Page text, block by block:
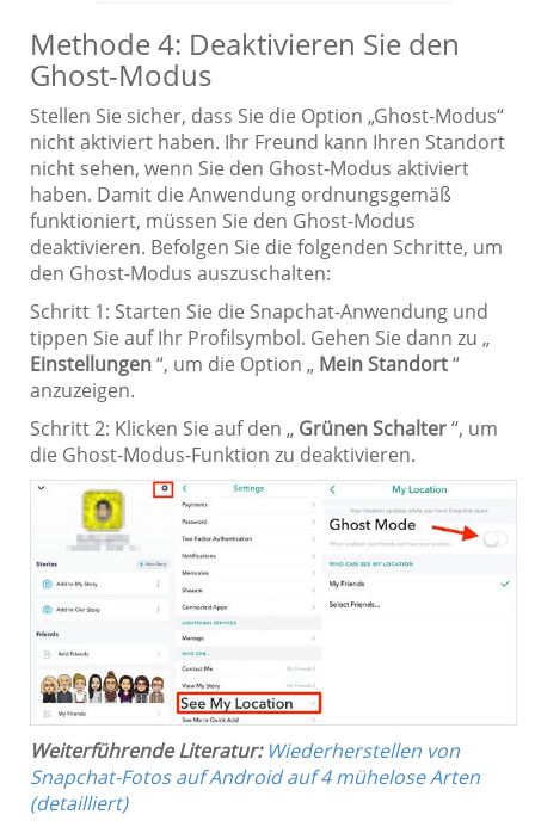
Methode 4: Deaktivieren Sie den
Ghost-Modus
Stellen Sie sicher, dass Sie die Option „Ghost-Modus“
nicht aktiviert haben. Ihr Freund kann Ihren Standort
nicht sehen, wenn Sie den Ghost-Modus aktiviert
haben. Damit die Anwendung ordnungsgemäß
funktioniert, müssen Sie den Ghost-Modus
deaktivieren. Befolgen Sie die folgenden Schritte, um
den Ghost-Modus auszuschalten:
Schritt 1: Starten Sie die Snapchat-Anwendung und
tippen Sie auf Ihr Profilsymbol. Gehen Sie dann zu „
Einstellungen“, um die Option „ Mein Standort“
anzuzeigen.
Schritt 2: Klicken Sie auf den „ Grünen Schalter“, um
die Ghost-Modus-Funktion zu deaktivieren.
Weiterführende Literatur: Wiederherstellen von
Snapchat-Fotos auf Android auf 4 mühelose Arten
(detailliert)